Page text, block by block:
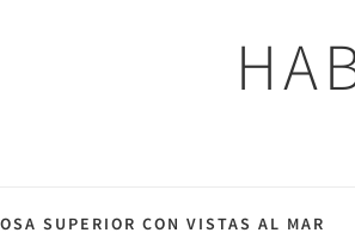
SUPERIOR CON VISTAS AL MAR